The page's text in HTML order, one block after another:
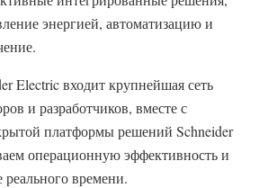
энергией, автоматизацию и
Electric входит крупнейшая сеть
и разработчиков, вместе с
платформы решений Schneider
операционную эффективность и
времени.